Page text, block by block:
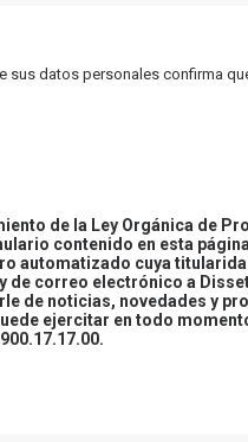
sus datos personales confirma
de la Ley Orgánica
contenido en esta
automatizado cuya
correo electrónico a
de noticias, novedades y
ejercitar en todo